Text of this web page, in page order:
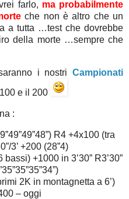
farlo, ma probabilmente
che non è altro che un
a tutta …test che dovrebbe
della morte …sempre che
i nostri Campionati
e il 200
:
R4 +4x100 (tra
3’ +200 (28”4)
+1000 in 3’30” R3’30”
2K in montagnetta a 6’)
– oggi